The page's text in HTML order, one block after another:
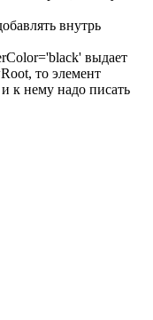
внутрь
выдает
то элемент
к нему надо писать